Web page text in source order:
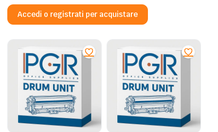
Accedi o registrati per acquistare